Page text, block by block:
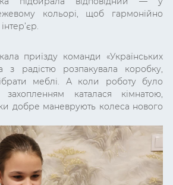
кольорі, щоб гармонійно
приїзду команди «Українських
з радістю розпакувала коробку,
меблі. А коли роботу було
каталася кімнатою,
добре маневрують колеса нового